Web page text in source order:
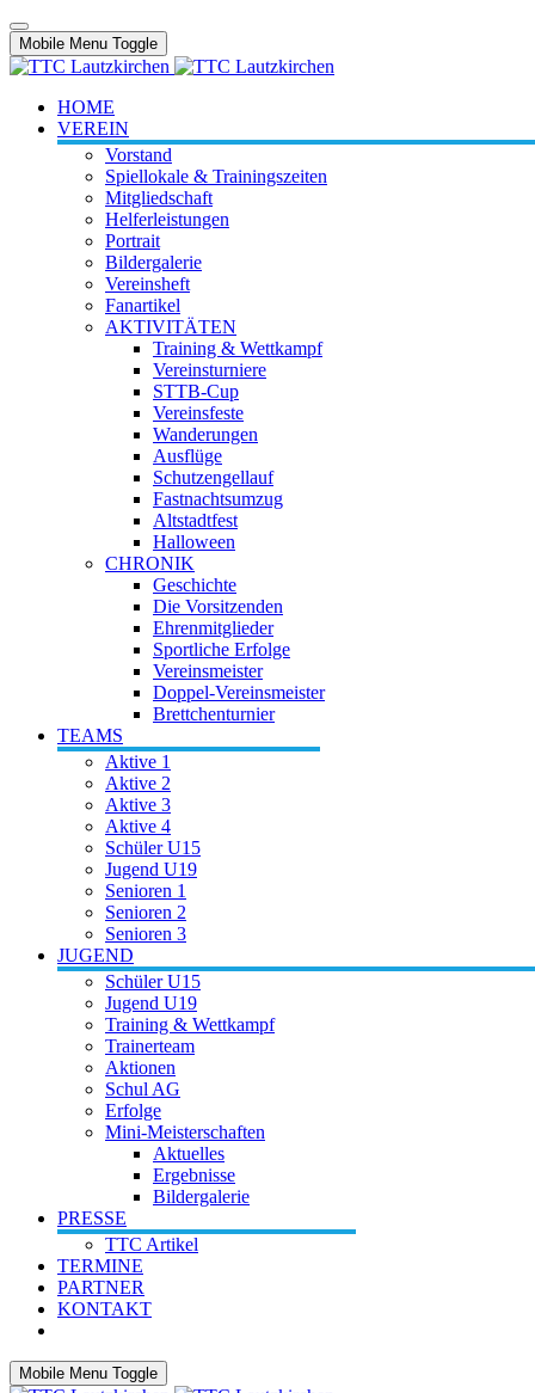
Mobile Menu Toggle
HOME
VEREIN
Vorstand
Spiellokale & Trainingszeiten
Mitgliedschaft
Helferleistungen
Portrait
Bildergalerie
Vereinsheft
Fanartikel
AKTIVITÄTEN
Training & Wettkampf
Vereinsturniere
STTB-Cup
Vereinsfeste
Wanderungen
Ausflüge
Schutzengellauf
Fastnachtsumzug
Altstadtfest
Halloween
CHRONIK
Geschichte
Die Vorsitzenden
Ehrenmitglieder
Sportliche Erfolge
Vereinsmeister
Doppel-Vereinsmeister
Brettchenturnier
TEAMS
Aktive 1
Aktive 2
Aktive 3
Aktive 4
Schüler U15
Jugend U19
Senioren 1
Senioren 2
Senioren 3
JUGEND
Schüler U15
Jugend U19
Training & Wettkampf
Trainerteam
Aktionen
Schul AG
Erfolge
Mini-Meisterschaften
Aktuelles
Ergebnisse
Bildergalerie
PRESSE
TTC Artikel
TERMINE
PARTNER
KONTAKT
Mobile Menu Toggle